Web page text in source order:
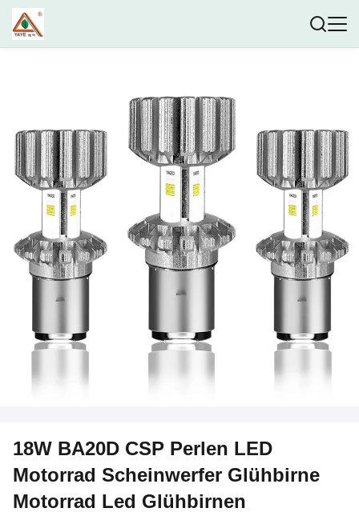
18W BA20D CSP Perlen LED
Motorrad Scheinwerfer Glühbirne
Motorrad Led Glühbirnen